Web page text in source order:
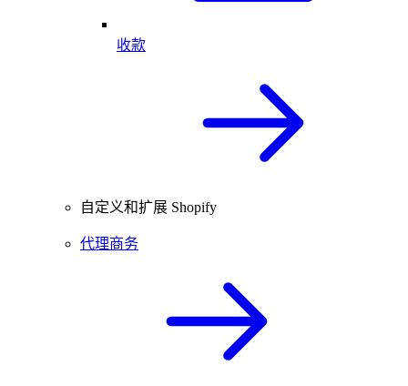
收款
自定义和扩展 Shopify
代理商务